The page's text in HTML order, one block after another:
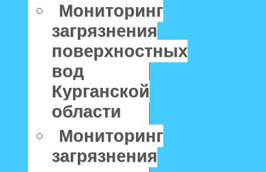
Мониторинг
загрязнения
поверхностных
вод
Курганской
области
Мониторинг
загрязнения